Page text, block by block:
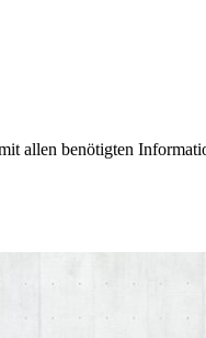
allen benötigten